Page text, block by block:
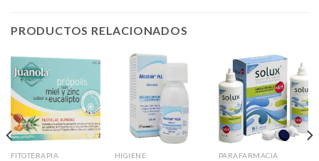
PRODUCTOS RELACIONADOS
FITOTERAPIA HIGIENE PARAFARMACIA